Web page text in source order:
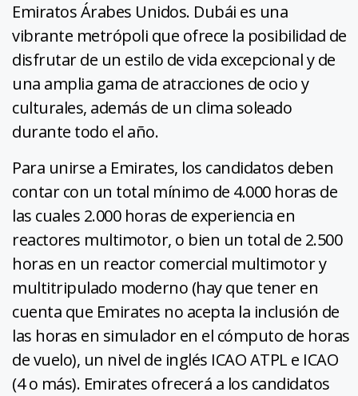
Emiratos Árabes Unidos. Dubái es una
vibrante metrópoli que ofrece la posibilidad de
disfrutar de un estilo de vida excepcional y de
una amplia gama de atracciones de ocio y
culturales, además de un clima soleado
durante todo el año.
Para unirse a Emirates, los candidatos deben
contar con un total mínimo de 4.000 horas de
las cuales 2.000 horas de experiencia en
reactores multimotor, o bien un total de 2.500
horas en un reactor comercial multimotor y
multitripulado moderno (hay que tener en
cuenta que Emirates no acepta la inclusión de
las horas en simulador en el cómputo de horas
de vuelo), un nivel de inglés ICAO ATPL e ICAO
(4 o más). Emirates ofrecerá a los candidatos